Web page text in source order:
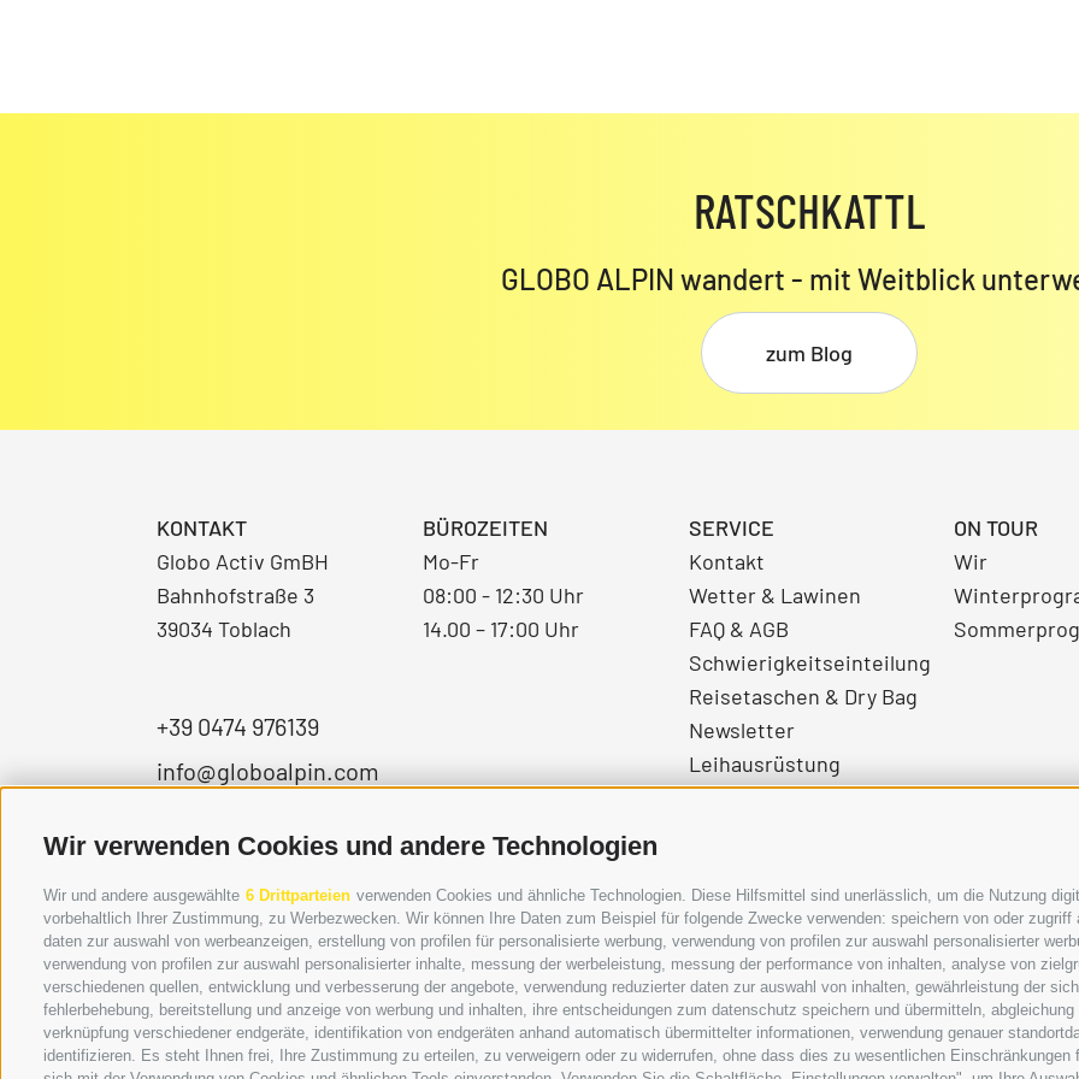
Wir verwenden Cookies und andere Technologien
Wir und andere ausgewählte 6 Drittparteien verwenden Cookies und ähnliche Technologien. Diese Hilfsmittel sind unerlässlich, um die Nutzung
vorbehaltlich Ihrer Zustimmung, zu Werbezwecken. Wir können Ihre Daten zum Beispiel für folgende Zwecke verwenden: speichern von oder
daten zur auswahl von werbeanzeigen, erstellung von profilen für personalisierte werbung, verwendung von profilen zur auswahl personalisierter
verwendung von profilen zur auswahl personalisierter inhalte, messung der werbeleistung, messung der performance von inhalten, analyse von
verschiedenen quellen, entwicklung und verbesserung der angebote, verwendung reduzierter daten zur auswahl von inhalten, gewährleistung der
fehlerbehebung, bereitstellung und anzeige von werbung und inhalten, ihre entscheidungen zum datenschutz speichern und übermitteln,
verknüpfung verschiedener endgeräte, identifikation von endgeräten anhand automatisch übermittelter informationen, verwendung genauer
identifizieren. Es steht Ihnen frei, Ihre Zustimmung zu erteilen, zu verweigern oder zu widerrufen, ohne dass dies zu wesentlichen
RATSCHKATTL
GLOBO ALPIN wandert - mit Weitblick
zum Blog
KONTAKT
Globo Activ GmBH
Bahnhofstraße 3
39034 Toblach
+39 0474 976139
info@globoalpin.com
BÜROZEITEN
Mo-Fr
08:00 - 12:30 Uhr
14.00 – 17:00 Uhr
SERVICE
Kontakt
Wetter & Lawinen
FAQ & AGB
Schwierigkeitseinteilung
Reisetaschen & Dry Bag
Newsletter
Leihausrüstung
Login
Pauschalreiserichtlinie
ON TOUR
Wir